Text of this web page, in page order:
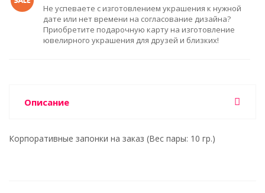
Не успеваете с изготовлением украшения к нужной
дате или нет времени на согласование дизайна?
Приобретите подарочную карту на изготовление
ювелирного украшения для друзей и близких!
Описание
Корпоративные запонки на заказ (Вес пары: 10 гр.)